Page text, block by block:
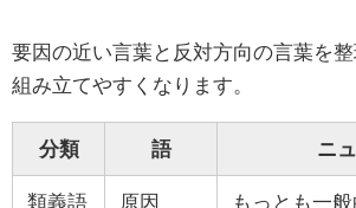
要因の近い言葉と反対方向の言葉を
組み立てやすくなります。
分類 語 ニ
類義語 原因 もっとも一般